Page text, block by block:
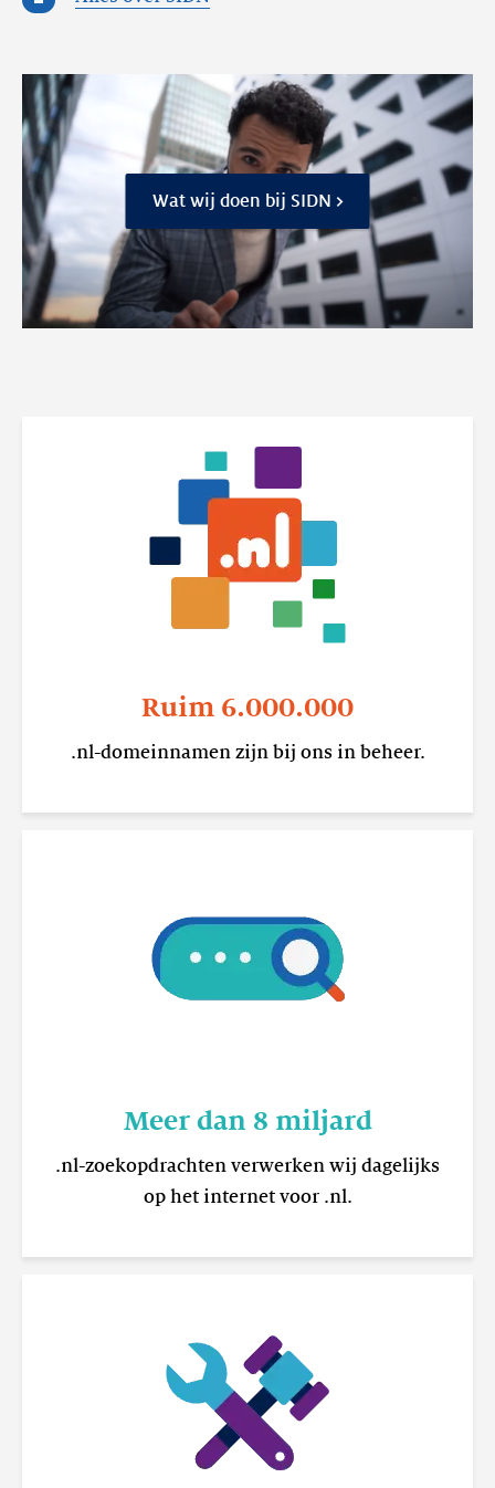
Wat wij doen bij SIDN >
Ruim 6.000.000
.nl-domeinnamen zijn bij ons in beheer.
Meer dan 8 miljard
.nl-zoekopdrachten verwerken wij dagelijks
op het internet voor .nl.